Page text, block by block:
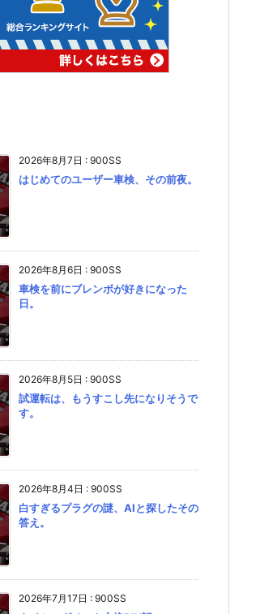
2026年8月7日 : 900SS
はじめてのユーザー車検、その前夜。
2026年8月6日 : 900SS
車検を前にブレンボが好きになった
日。
2026年8月5日 : 900SS
試運転は、もうすこし先になりそうで
す。
2026年8月4日 : 900SS
白すぎるプラグの謎、AIと探したその
答え。
2026年7月17日 : 900SS